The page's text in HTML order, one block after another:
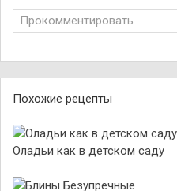
Прокомментировать
Похожие рецепты
Оладьи как в детском саду